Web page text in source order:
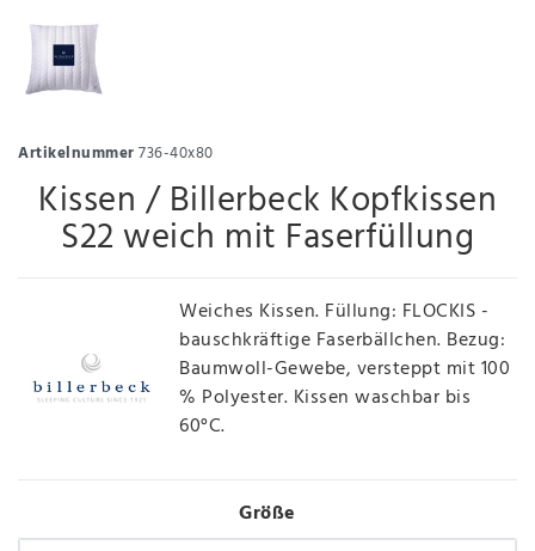
Artikelnummer736-40x80
Kissen / Billerbeck Kopfkissen
S22 weich mit Faserfüllung
Weiches Kissen. Füllung: FLOCKIS -
bauschkräftige Faserbällchen. Bezug:
Baumwoll-Gewebe, versteppt mit 100
% Polyester. Kissen waschbar bis
60°C.
Größe